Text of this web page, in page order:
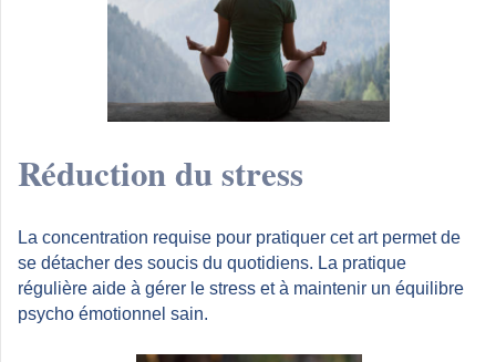
Réduction du stress
La concentration requise pour pratiquer cet art permet de
se détacher des soucis du quotidiens. La pratique
régulière aide à gérer le stress et à maintenir un équilibre
psycho émotionnel sain.